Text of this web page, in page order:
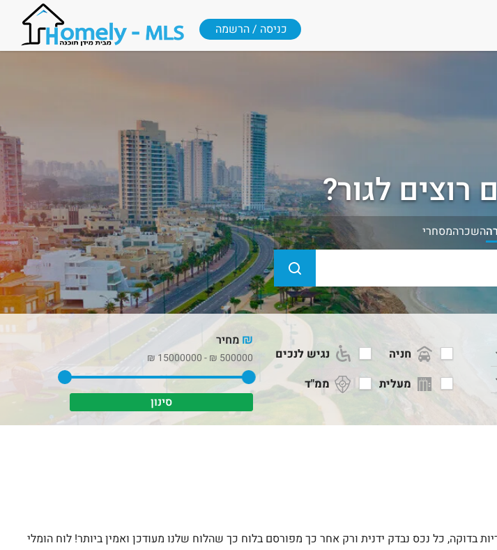
כניסה / הרשמה
לגור?
השכרהמסחרי
חניה
נגיש לנכים
מעלית
ממ"ד
₪ מחיר
500000
₪
-
15000000
₪
בדוקה, כל נכס נבדק ידנית ורק אחר כך מפורסם בלוח כך שהלוח שלנו מעודכן ואמין ביותר! לוח הומלי